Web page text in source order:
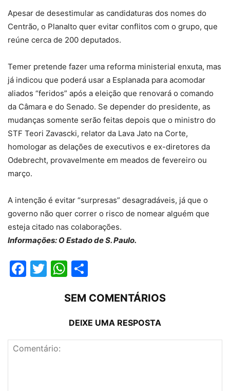
Apesar de desestimular as candidaturas dos nomes do
Centrão, o Planalto quer evitar conflitos com o grupo, que
reúne cerca de 200 deputados.
Temer pretende fazer uma reforma ministerial enxuta, mas
já indicou que poderá usar a Esplanada para acomodar
aliados “feridos” após a eleição que renovará o comando
da Câmara e do Senado. Se depender do presidente, as
mudanças somente serão feitas depois que o ministro do
STF Teori Zavascki, relator da Lava Jato na Corte,
homologar as delações de executivos e ex-diretores da
Odebrecht, provavelmente em meados de fevereiro ou
março.
A intenção é evitar “surpresas” desagradáveis, já que o
governo não quer correr o risco de nomear alguém que
esteja citado nas colaborações.
Informações: O Estado de S. Paulo.
Facebook
TwitterWhatsApp
SEM COMENTÁRIOS
DEIXE UMA RESPOSTA